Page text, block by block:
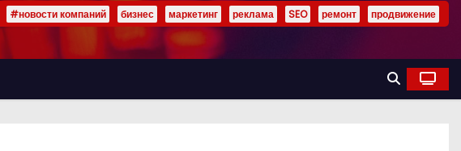
#новости компаний бизнес маркетинг реклама SEO ремонт продвижение